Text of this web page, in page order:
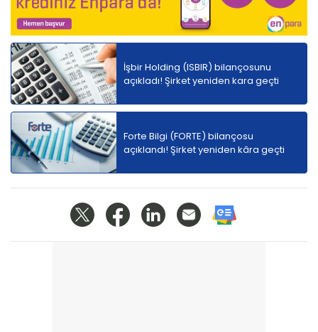
İşbir Holding (ISBIR) bilançosunu
açıkladı! Şirket yeniden kara geçti
Forte Bilgi (FORTE) bilançosu
açıklandı! Şirket yeniden kâra geçti